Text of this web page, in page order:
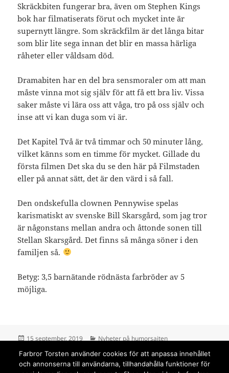
Skräckbiten fungerar bra, även om Stephen Kings
bok har filmatiserats förut och mycket inte är
supernytt längre. Som skräckfilm är det långa bitar
som blir lite sega innan det blir en massa härliga
råheter eller våldsam död.
Dramabiten har en del bra sensmoraler om att man
måste vinna mot sig själv för att få ett bra liv. Vissa
saker måste vi lära oss att våga, tro på oss själv och
inse att vi kan duga som vi är.
Det Kapitel Två är två timmar och 50 minuter lång,
vilket känns som en timme för mycket. Gillade du
första filmen Det ska du se den här på Filmstaden
eller på annat sätt, det är den värd i så fall.
Den ondskefulla clownen Pennywise spelas
karismatiskt av svenske Bill Skarsgård, som jag tror
är någonstans mellan andra och åttonde sonen till
Stellan Skarsgård. Det finns så många söner i den
familjen så.
Betyg: 3,5 barnätande rödnästa farbröder av 5
möjliga.
Postat
15 september, 2019 Kategorier
Nyheter på humorsajten
Sidnumrering
Farbror Torsten använder cookies för att anpassa innehållet
och annonserna till användarna, tillhandahålla funktioner för